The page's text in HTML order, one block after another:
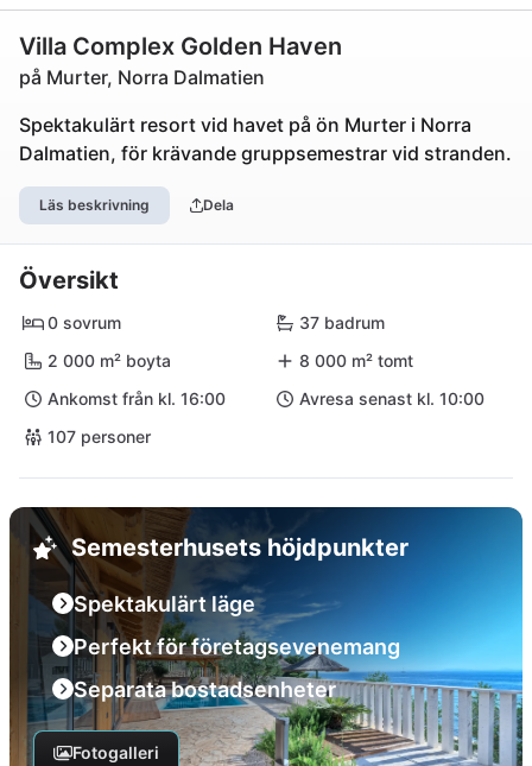
Villa Complex Golden Haven
på Murter, Norra Dalmatien
Spektakulärt resort vid havet på ön Murter i Norra
Dalmatien, för krävande gruppsemestrar vid stranden.
Läs beskrivning Dela
Översikt
0 sovrum
37 badrum
2 000 m² boyta
8 000 m² tomt
Ankomst från kl. 16:00
Avresa senast kl. 10:00
107 personer
Semesterhusets höjdpunkter
Spektakulärt läge
Perfekt för företagsevenemang
Separata bostadsenheter
Fotogalleri